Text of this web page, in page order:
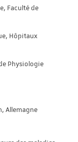
Faculté de
Hôpitaux
Physiologie
Allemagne